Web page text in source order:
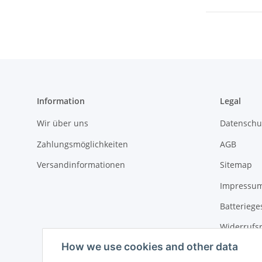
How we use cookies and other data
Information
Wir über uns
Zahlungsmöglichkeiten
Versandinformationen
Legal
AGB
Sitemap